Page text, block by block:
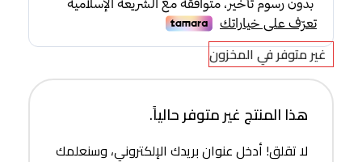
غير متوفر في المخزون
هذا المنتج غير متوفر حالياً.
لا تقلق! أدخل عنوان بريدك الإلكتروني، وسنعلمك